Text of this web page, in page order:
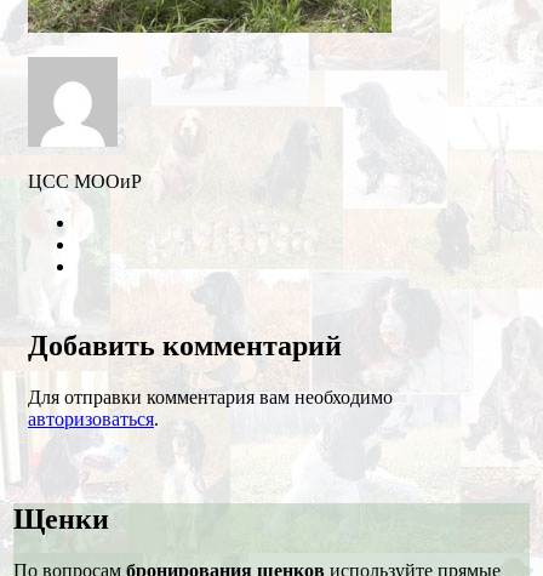
ЦСС МООиР
Youtube
Добавить комментарий
Для отправки комментария вам необходимо
авторизоваться.
Щенки
По вопросам бронирования щенков используйте прямые